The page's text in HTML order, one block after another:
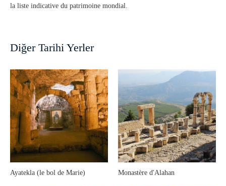
la liste indicative du patrimoine mondial.
Diğer Tarihi Yerler
Ayatekla (le bol de Marie) Monastère d'Alahan